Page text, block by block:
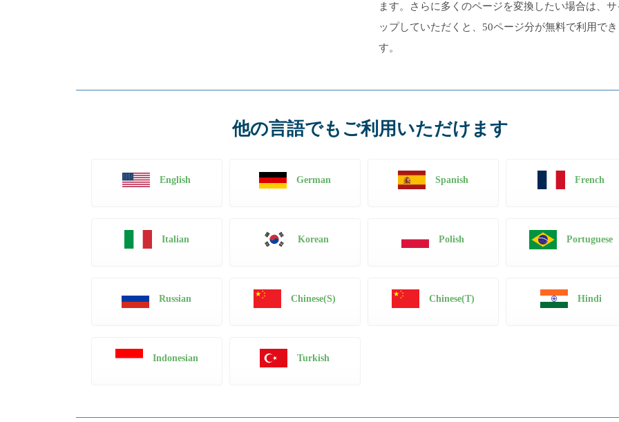
ます。さらに多くのページを変換したい場合は、
ップしていただくと、50ページ分が無料で利用で
す。
他の言語でもご利用いただけます
English German Spanish French
Italian Korean Polish Portuguese
Russian Chinese(S) Chinese(T) Hindi
Indonesian Turkish